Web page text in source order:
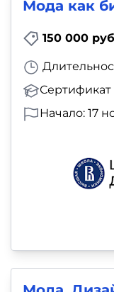
Мода как
150 000
Сертификат
Начало: 17